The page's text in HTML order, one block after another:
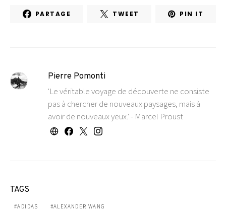
PARTAGE TWEET PIN IT
Pierre Pomonti
'Le véritable voyage de découverte ne consiste
pas à chercher de nouveaux paysages, mais à
avoir de nouveaux yeux.' - Marcel Proust
TAGS
ADIDAS ALEXANDER WANG